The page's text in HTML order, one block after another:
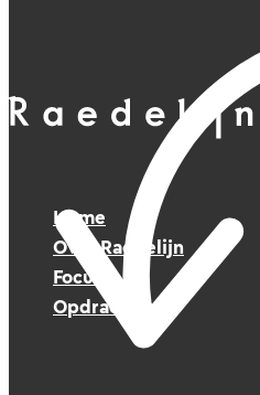
Home
Over Raedelijn
Focus
Opdrachten